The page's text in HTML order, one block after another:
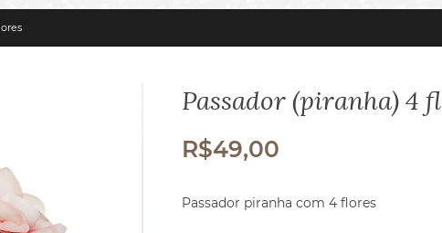
Passador (piranha) 4
R$49,00
Passador piranha com 4 flores